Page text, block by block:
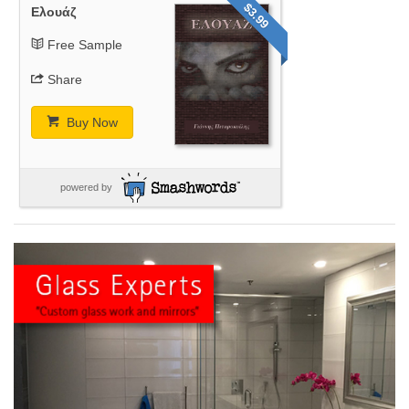
$3.99
Ελουάζ
Free Sample
Share
Buy Now
powered by